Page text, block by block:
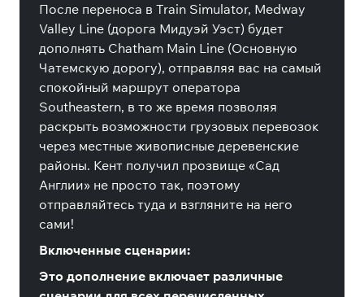
После переноса в Train Simulator, Medway
Valley Line (дорога Мидуэй Уэст) будет
дополнять Chatham Main Line (Основную
Чатемскую дорогу), отправляя вас на самый
спокойный маршрут оператора
Southeastern, в то же время позволяя
раскрыть возможности грузовых перевозок
через местные живописные деревенские
районы. Кент получил прозвище «Сад
Англии» не просто так, поэтому
отправляйтесь туда и взгляните на него
сами!
Включенные сценарии:
Это дополнение включает различные